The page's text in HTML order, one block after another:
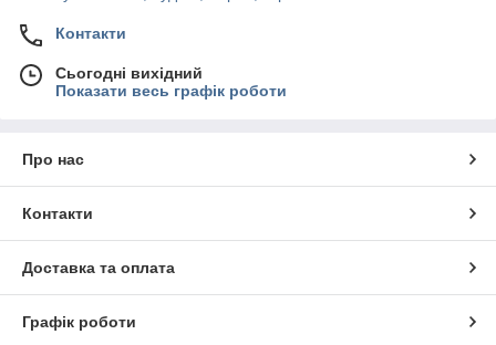
Контакти
Сьогодні вихідний
Показати весь графік роботи
Про нас
Контакти
Доставка та оплата
Графік роботи